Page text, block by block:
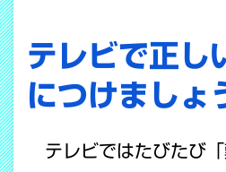
テレビで正し
につけましょ
テレビではたびたび